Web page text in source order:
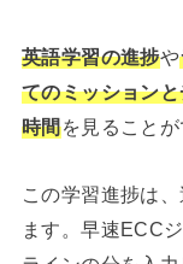
英語学習の進捗や
てのミッション
時間を見ること
この学習進捗は
ます。早速ECC